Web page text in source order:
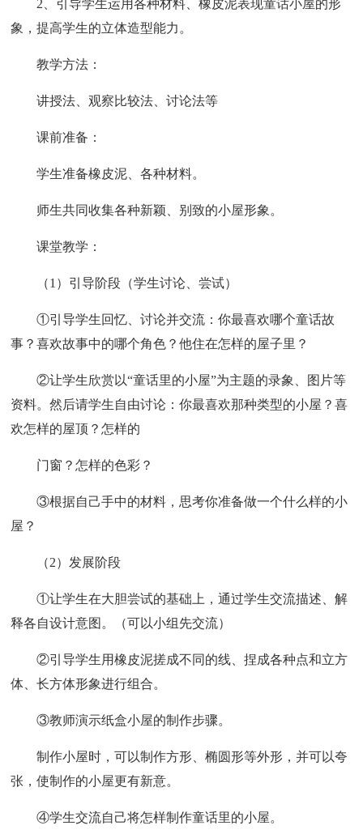
2、引导学生运用各种材料、橡皮泥表现童话小屋的形
象，提高学生的立体造型能力。
教学方法：
讲授法、观察比较法、讨论法等
课前准备：
学生准备橡皮泥、各种材料。
师生共同收集各种新颖、别致的小屋形象。
课堂教学：
（1）引导阶段（学生讨论、尝试）
①引导学生回忆、讨论并交流：你最喜欢哪个童话故
事？喜欢故事中的哪个角色？他住在怎样的屋子里？
②让学生欣赏以“童话里的小屋”为主题的录象、图片等
资料。然后请学生自由讨论：你最喜欢那种类型的小屋？喜
欢怎样的屋顶？怎样的
门窗？怎样的色彩？
③根据自己手中的材料，思考你准备做一个什么样的小
屋？
（2）发展阶段
①让学生在大胆尝试的基础上，通过学生交流描述、解
释各自设计意图。（可以小组先交流）
②引导学生用橡皮泥搓成不同的线、捏成各种点和立方
体、长方体形象进行组合。
③教师演示纸盒小屋的制作步骤。
制作小屋时，可以制作方形、椭圆形等外形，并可以夸
张，使制作的小屋更有新意。
④学生交流自己将怎样制作童话里的小屋。